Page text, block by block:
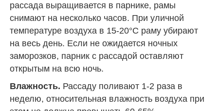
рассада выращивается в парнике, рамы
снимают на несколько часов. При уличной
температуре воздуха в 15-20°С раму убирают
на весь день. Если не ожидается ночных
заморозков, парник с рассадой оставляют
открытым на всю ночь.
Влажность. Рассаду поливают 1-2 раза в
неделю, относительная влажность воздуха при